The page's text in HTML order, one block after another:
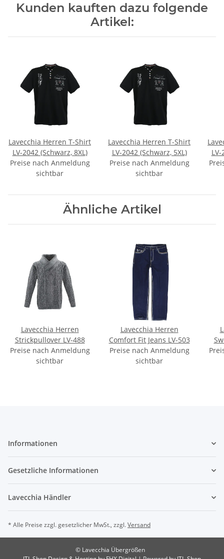
Kunden kauften dazu folgende
Artikel:
Lavecchia Herren T-Shirt
LV-2042 (Schwarz, 8XL)
Preise nach Anmeldung
sichtbar
Lavecchia Herren T-Shirt
LV-2042 (Schwarz, 5XL)
Preise nach Anmeldung
sichtbar
Ähnliche Artikel
Lavecchia Herren
Strickpullover LV-488
Preise nach Anmeldung
sichtbar
Lavecchia Herren
Comfort Fit Jeans LV-503
Preise nach Anmeldung
sichtbar
Informationen
Gesetzliche Informationen
Lavecchia Händler
* Alle Preise zzgl. gesetzlicher MwSt., zzgl.Versand
© Lavecchia Übergrößen